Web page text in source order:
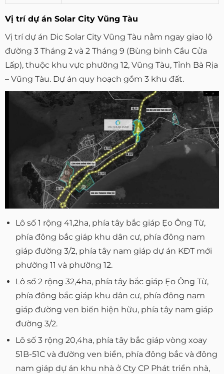
Vị trí dự án Solar City Vũng Tàu
Vị trí dự án Dic Solar City Vũng Tàu nằm ngay giao lộ
đường 3 Tháng 2 và 2 Tháng 9 (Bùng binh Cầu Cửa
Lấp), thuộc khu vực phường 12, Vũng Tàu, Tỉnh Bà Rịa
– Vũng Tàu. Dự án quy hoạch gồm 3 khu đất.
Lô số 1 rộng 41,2ha, phía tây bắc giáp Ẹo Ông Từ,
phía đông bắc giáp khu dân cư, phía đông nam
giáp đường 3/2, phía tây nam giáp dự án KĐT mới
phường 11 và phường 12.
Lô số 2 rộng 32,4ha, phía tây bắc giáp Ẹo Ông Từ,
phía đông bắc giáp khu dân cư, phía đông nam
giáp đường ven biển hiện hữu, phía tây nam giáp
đường 3/2.
Lô số 3 rộng 20,4ha, phía tây bắc giáp vòng xoay
51B-51C và đường ven biển, phía đông bắc và đông
nam giáp dự án khu nhà ở Cty CP Phát triển nhà,